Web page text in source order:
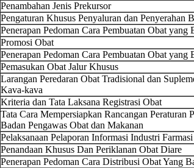
Penambahan Jenis Prekursor
Pengaturan Khusus Penyaluran dan Penyerahan
Penerapan Pedoman Cara Pembuatan Obat yang
Promosi Obat
Penerapan Pedoman Cara Pembuatan Obat yang
Pemasukan Obat Jalur Khusus
Larangan Peredaran Obat Tradisional dan
Kava-kava
Kriteria dan Tata Laksana Registrasi Obat
Tata Cara Mempersiapkan Rancangan
Badan Pengawas Obat dan Makanan
Pelaksanaan Pelaporan Informasi Industri Farmasi
Penandaan Khusus Dan Periklanan Obat Diare
Penerapan Pedoman Cara Distribusi Obat Yang